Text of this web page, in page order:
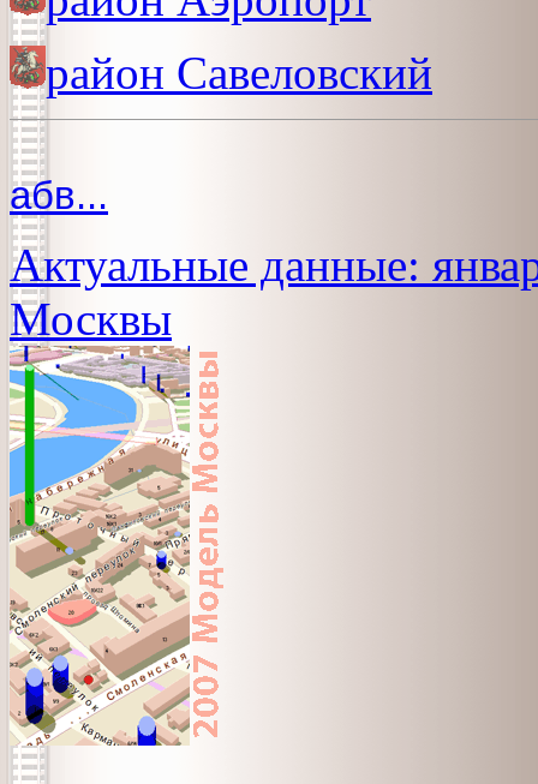
район Савеловский
абв...
Актуальные данные:
Москвы